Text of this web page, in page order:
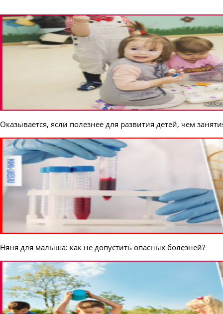
Оказывается, ясли полезнее для развития детей, чем
Няня для малыша: как не допустить опасных болезней?